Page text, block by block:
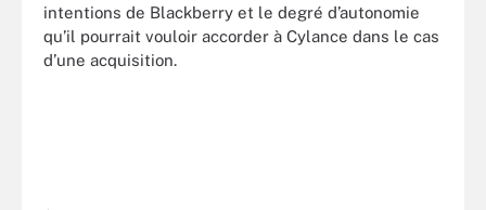
intentions de Blackberry et le degré d’autonomie
qu’il pourrait vouloir accorder à Cylance dans le cas
d’une acquisition.